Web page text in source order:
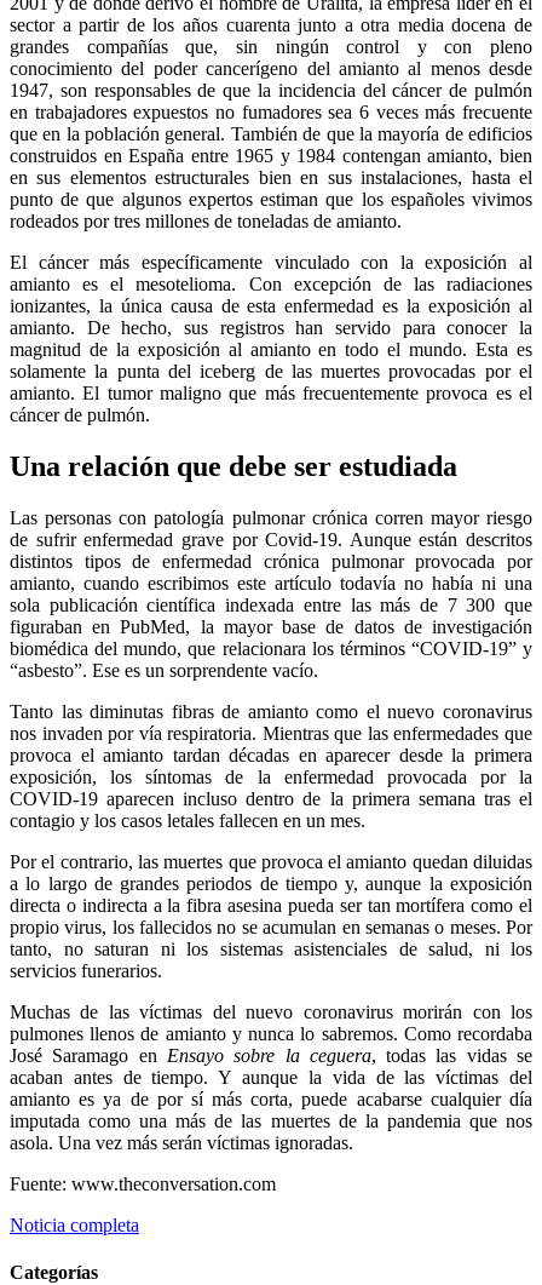
sector a partir de los años cuarenta junto a otra media docena de
grandes compañías que, sin ningún control y con pleno
conocimiento del poder cancerígeno del amianto al menos desde
1947, son responsables de que la incidencia del cáncer de pulmón
en trabajadores expuestos no fumadores sea 6 veces más frecuente
que en la población general. También de que la mayoría de edificios
construidos en España entre 1965 y 1984 contengan amianto, bien
en sus elementos estructurales bien en sus instalaciones, hasta el
punto de que algunos expertos estiman que los españoles vivimos
rodeados por tres millones de toneladas de amianto.
El cáncer más específicamente vinculado con la exposición al
amianto es el mesotelioma. Con excepción de las radiaciones
ionizantes, la única causa de esta enfermedad es la exposición al
amianto. De hecho, sus registros han servido para conocer la
magnitud de la exposición al amianto en todo el mundo. Esta es
solamente la punta del iceberg de las muertes provocadas por el
amianto. El tumor maligno que más frecuentemente provoca es el
cáncer de pulmón.
Una relación que debe ser estudiada
Las personas con patología pulmonar crónica corren mayor riesgo
de sufrir enfermedad grave por Covid-19. Aunque están descritos
distintos tipos de enfermedad crónica pulmonar provocada por
amianto, cuando escribimos este artículo todavía no había ni una
sola publicación científica indexada entre las más de 7 300 que
figuraban en PubMed, la mayor base de datos de investigación
biomédica del mundo, que relacionara los términos “COVID-19” y
“asbesto”. Ese es un sorprendente vacío.
Tanto las diminutas fibras de amianto como el nuevo coronavirus
nos invaden por vía respiratoria. Mientras que las enfermedades que
provoca el amianto tardan décadas en aparecer desde la primera
exposición, los síntomas de la enfermedad provocada por la
COVID-19 aparecen incluso dentro de la primera semana tras el
contagio y los casos letales fallecen en un mes.
Por el contrario, las muertes que provoca el amianto quedan diluidas
a lo largo de grandes periodos de tiempo y, aunque la exposición
directa o indirecta a la fibra asesina pueda ser tan mortífera como el
propio virus, los fallecidos no se acumulan en semanas o meses. Por
tanto, no saturan ni los sistemas asistenciales de salud, ni los
servicios funerarios.
Muchas de las víctimas del nuevo coronavirus morirán con los
pulmones llenos de amianto y nunca lo sabremos. Como recordaba
José Saramago en Ensayo sobre la ceguera, todas las vidas se
acaban antes de tiempo. Y aunque la vida de las víctimas del
amianto es ya de por sí más corta, puede acabarse cualquier día
imputada como una más de las muertes de la pandemia que nos
asola. Una vez más serán víctimas ignoradas.
Fuente: www.theconversation.com
Noticia completa
Categorías